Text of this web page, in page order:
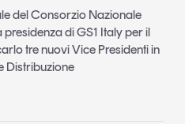
del Consorzio Nazionale
di GS1 Italy per il
tre nuovi Vice Presidenti in
Distribuzione